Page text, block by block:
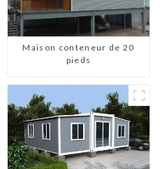
Maison conteneur de 20
pieds